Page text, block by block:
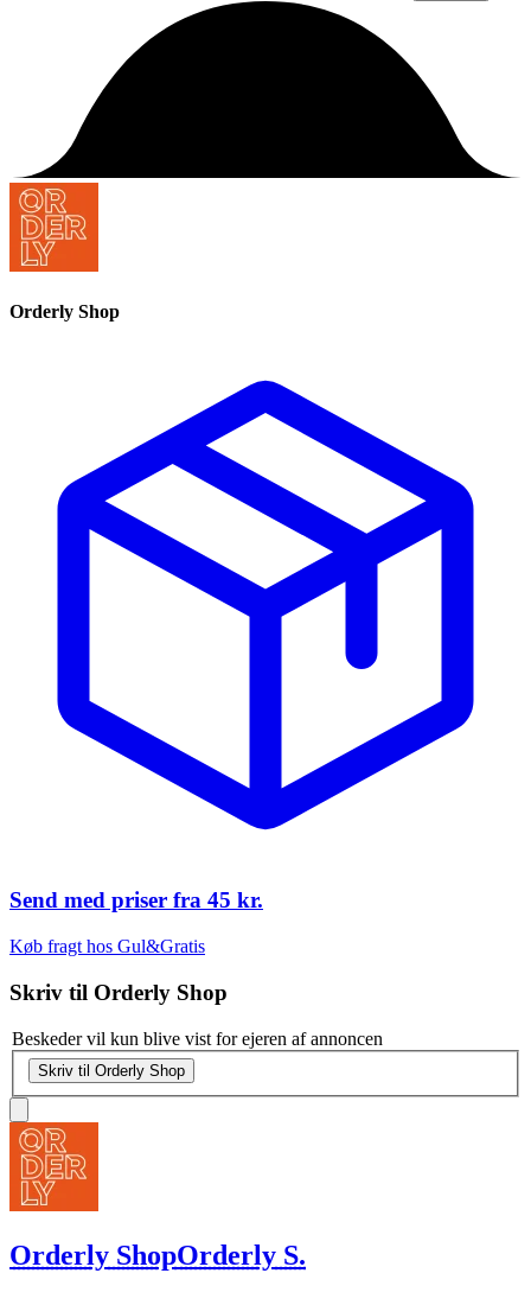
Orderly Shop
Send med priser fra 45 kr.
Køb fragt hos Gul&Gratis
Skriv til Orderly Shop
Beskeder vil kun blive vist for ejeren af annoncen
Skriv til Orderly Shop
Orderly ShopOrderly S.